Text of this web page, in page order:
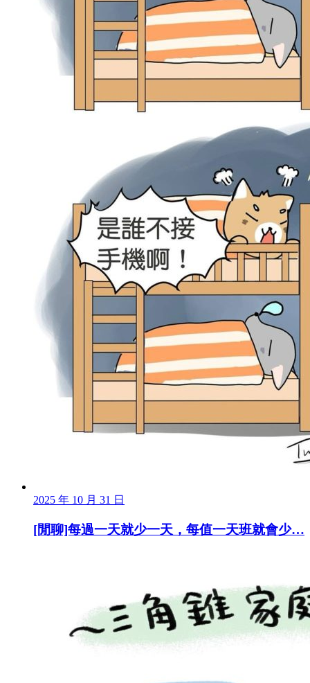
2025 年 10 月 31 日
[閒聊]每過一天就少一天，每值一天班就會少…